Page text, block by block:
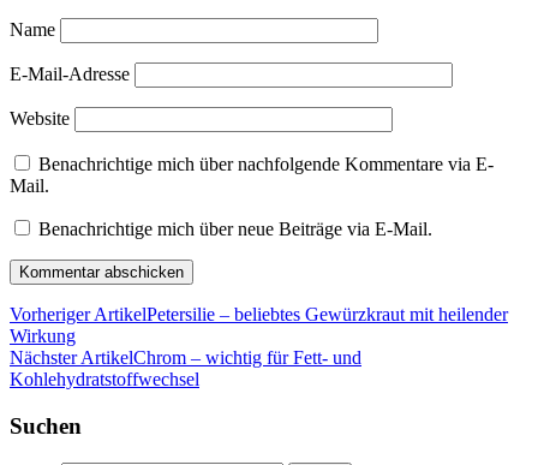
Name
E-Mail-Adresse
Website
Benachrichtige mich über nachfolgende Kommentare via E-
Mail.
Benachrichtige mich über neue Beiträge via E-Mail.
Vorheriger ArtikelPetersilie – beliebtes Gewürzkraut mit heilender
Wirkung
Nächster ArtikelChrom – wichtig für Fett- und
Kohlehydratstoffwechsel
Suchen